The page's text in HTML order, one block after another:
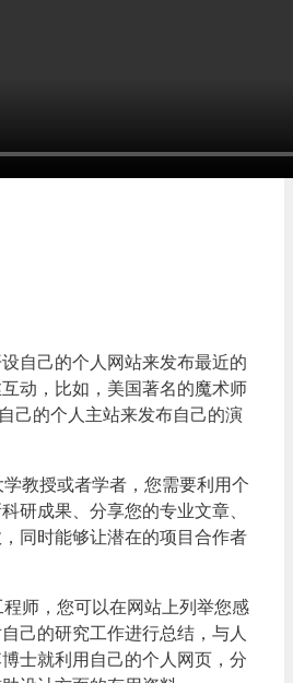
自己的个人网站来发布最近的
动，比如，美国著名的魔术师
己的个人主站来发布自己的演
教授或者学者，您需要利用个
研成果、分享您的专业文章、
同时能够让潜在的项目合作者
师，您可以在网站上列举您感
己的研究工作进行总结，与人
士就利用自己的个人网页，分